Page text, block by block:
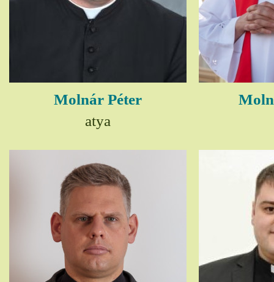
Molnár Péter
atya